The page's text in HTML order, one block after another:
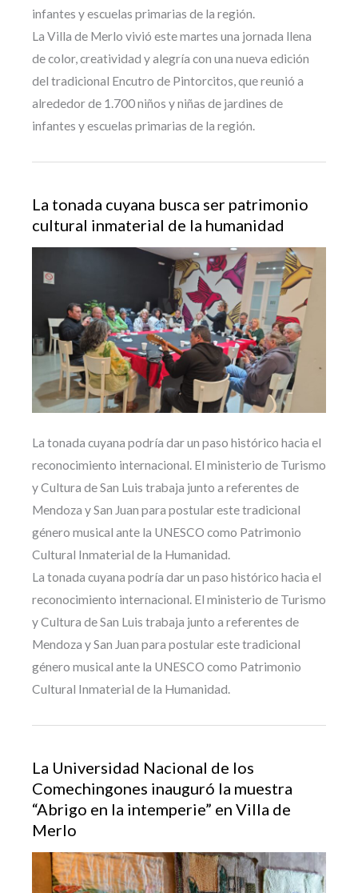
infantes y escuelas primarias de la región.
La Villa de Merlo vivió este martes una jornada llena
de color, creatividad y alegría con una nueva edición
del tradicional Encutro de Pintorcitos, que reunió a
alrededor de 1.700 niños y niñas de jardines de
infantes y escuelas primarias de la región.
La tonada cuyana busca ser patrimonio
cultural inmaterial de la humanidad
La tonada cuyana podría dar un paso histórico hacia el
reconocimiento internacional. El ministerio de Turismo
y Cultura de San Luis trabaja junto a referentes de
Mendoza y San Juan para postular este tradicional
género musical ante la UNESCO como Patrimonio
Cultural Inmaterial de la Humanidad.
La tonada cuyana podría dar un paso histórico hacia el
reconocimiento internacional. El ministerio de Turismo
y Cultura de San Luis trabaja junto a referentes de
Mendoza y San Juan para postular este tradicional
género musical ante la UNESCO como Patrimonio
Cultural Inmaterial de la Humanidad.
La Universidad Nacional de los
Comechingones inauguró la muestra
“Abrigo en la intemperie” en Villa de
Merlo